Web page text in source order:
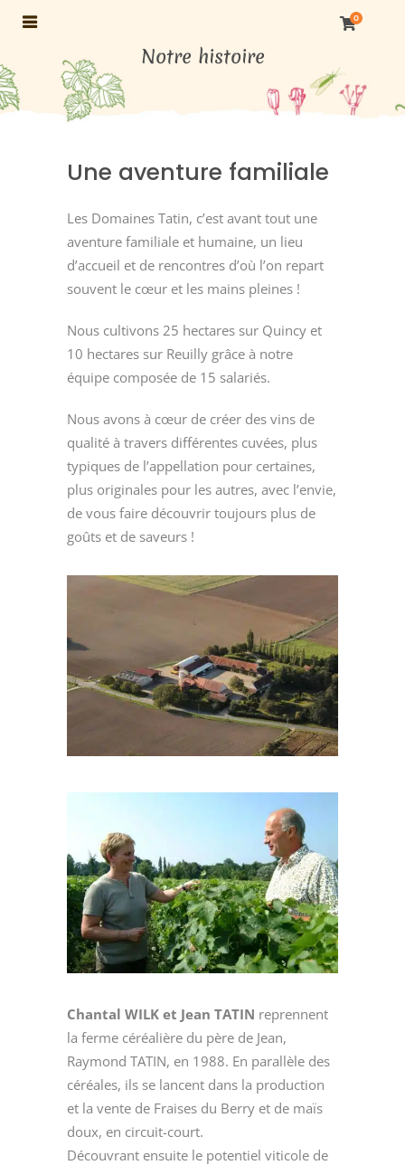
0
Notre histoire
Une aventure familiale
Les Domaines Tatin, c’est avant tout une
aventure familiale et humaine, un lieu
d’accueil et de rencontres d’où l’on repart
souvent le cœur et les mains pleines !
Nous cultivons 25 hectares sur Quincy et
10 hectares sur Reuilly grâce à notre
équipe composée de 15 salariés.
Nous avons à cœur de créer des vins de
qualité à travers différentes cuvées, plus
typiques de l’appellation pour certaines,
plus originales pour les autres, avec l’envie,
de vous faire découvrir toujours plus de
goûts et de saveurs !
Chantal WILK et Jean TATIN reprennent
la ferme céréalière du père de Jean,
Raymond TATIN, en 1988. En parallèle des
céréales, ils se lancent dans la production
et la vente de Fraises du Berry et de maïs
doux, en circuit-court.
Découvrant ensuite le potentiel viticole de